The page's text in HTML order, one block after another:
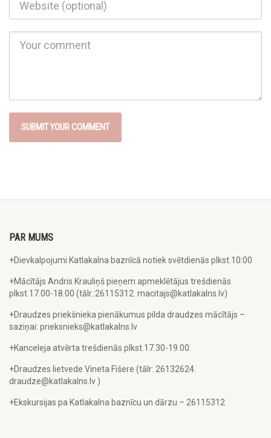
PAR MUMS
+Dievkalpojumi Katlakalna baznīcā notiek svētdienās plkst.10:00
+Mācītājs Andris Krauliņš pieņem apmeklētājus trešdienās
plkst.17.00-18.00 (tālr.:26115312. macitajs@katlakalns.lv)
+Draudzes priekšnieka pienākumus pilda draudzes mācītājs –
saziņai: prieksnieks@katlakalns.lv
+Kanceleja atvērta trešdienās plkst.17.30-19.00.
+Draudzes lietvede Vineta Fišere (tālr: 26132624.
draudze@katlakalns.lv )
+Ekskursijas pa Katlakalna baznīcu un dārzu – 26115312